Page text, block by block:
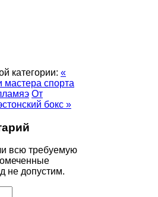
категории: «
мастера спорта
От
бокс »
всю требуемую
не допустим.